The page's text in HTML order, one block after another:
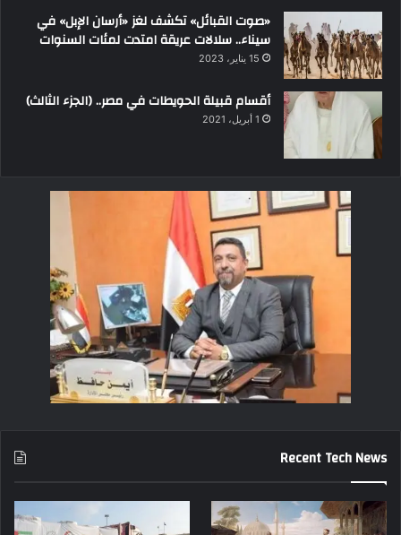
«صوت القبائل» تكشف لغز «أرسان الإبل» في
سيناء.. سلالات عريقة امتدت لمئات السنوات
15 يناير، 2023
أقسام قبيلة الحويطات في مصر.. (الجزء الثالث)
1 أبريل، 2021
Recent Tech News